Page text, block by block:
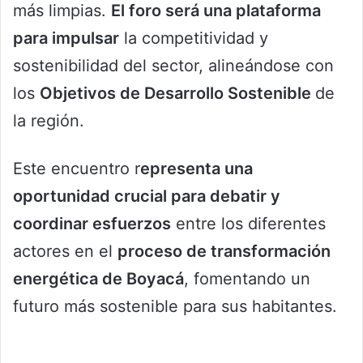
más limpias. El foro será una plataforma
para impulsar la competitividad y
sostenibilidad del sector, alineándose con
los Objetivos de Desarrollo Sostenible de
la región.
Este encuentro representa una
oportunidad crucial para debatir y
coordinar esfuerzos entre los diferentes
actores en el proceso de transformación
energética de Boyacá, fomentando un
futuro más sostenible para sus habitantes.